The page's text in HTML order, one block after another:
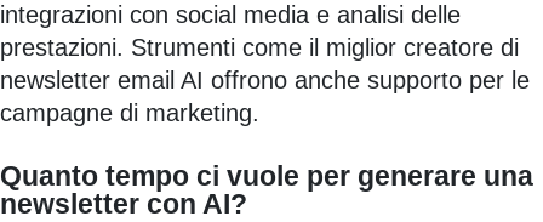
integrazioni con social media e analisi delle
prestazioni. Strumenti come il miglior creatore di
newsletter email AI offrono anche supporto per le
campagne di marketing.
Quanto tempo ci vuole per generare una
newsletter con AI?